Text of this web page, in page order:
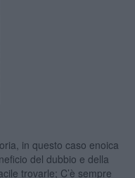
in questo caso enoica
del dubbio e della
trovarle; C’è sempre